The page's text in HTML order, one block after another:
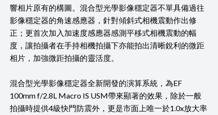
響相片原有的構圖。混合型光學影像穩定器不單具備過往
影像穩定器的角速感應器，針對傾斜式相機震動作出修
正；更首次加入加速度感應器感測平移式相機震動的幅
度，讓拍攝者在手持相機拍攝下亦能拍出清晰銳利的微距
相片，加強微距拍攝的靈活度。
混合型光學影像穩定器全新開發的演算系統，為EF
100mm f/2.8L Macro IS USM帶來顯著的效果，除於一般
拍攝時提供4級快門防震外，更是市面上唯一於1.0x放大率